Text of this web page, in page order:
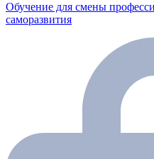
Обучение для смены
саморазвития